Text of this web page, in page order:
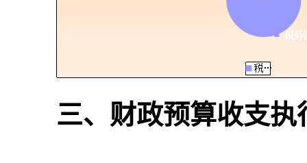
三、财政预算收支执